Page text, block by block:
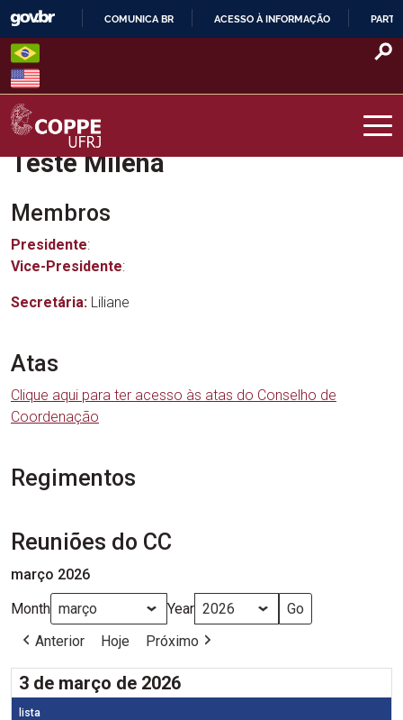
Skip
content
O
COMUNICA BR ACESSO À INFORMAÇÃO
COPPE – UFRJ
Teste Milena
Membros
Presidente:
Vice-Presidente:
Secretária: Liliane
Atas
Clique aqui para ter acesso às atas do Conselho de
Coordenação
Regimentos
Reuniões do CC
março 2026
Month
Year
Anterior
Hoje Próximo
3 de março de 2026
lista